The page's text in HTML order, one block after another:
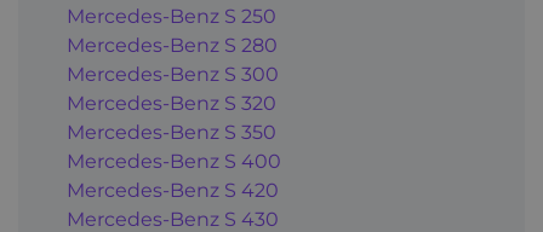
Mercedes-Benz S 250
Mercedes-Benz S 280
Mercedes-Benz S 300
Mercedes-Benz S 320
Mercedes-Benz S 350
Mercedes-Benz S 400
Mercedes-Benz S 420
Mercedes-Benz S 430